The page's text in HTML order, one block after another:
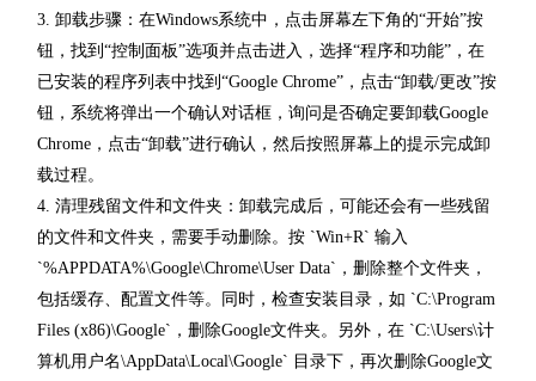
3. 卸载步骤：在Windows系统中，点击屏幕左下角的“开始”按
钮，找到“控制面板”选项并点击进入，选择“程序和功能”，在
已安装的程序列表中找到“Google Chrome”，点击“卸载/更改”按
钮，系统将弹出一个确认对话框，询问是否确定要卸载Google
Chrome，点击“卸载”进行确认，然后按照屏幕上的提示完成卸
载过程。
4. 清理残留文件和文件夹：卸载完成后，可能还会有一些残留
的文件和文件夹，需要手动删除。按 `Win+R` 输入
`%APPDATA%\Google\Chrome\User Data`，删除整个文件夹，
包括缓存、配置文件等。同时，检查安装目录，如 `C:\Program
Files (x86)\Google`，删除Google文件夹。另外，在 `C:\Users\计
算机用户名\AppData\Local\Google` 目录下，再次删除Google文